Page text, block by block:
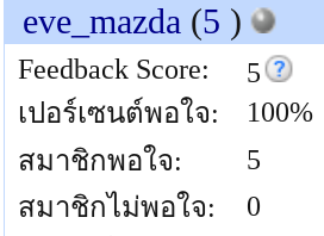
eve_mazda (5 )
Feedback Score:
5
เปอร์เซนต์พอใจ:
100%
สมาชิกพอใจ:
5
สมาชิกไม่พอใจ:
0